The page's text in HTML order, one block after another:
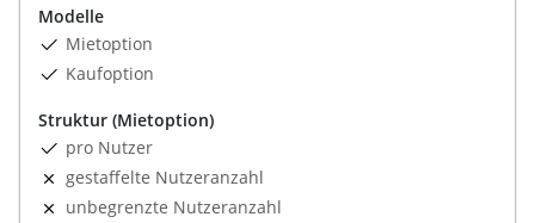
Modelle
Mietoption
Kaufoption
Struktur (Mietoption)
pro Nutzer
gestaffelte Nutzeranzahl
unbegrenzte Nutzeranzahl